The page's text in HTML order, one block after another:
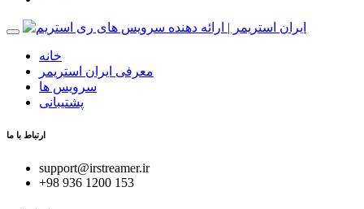
خانه
معرفی ایران استریمر
سرویس ها
پشتیبانی
ارتباط با ما
support@irstreamer.ir
+98 936 1200 153